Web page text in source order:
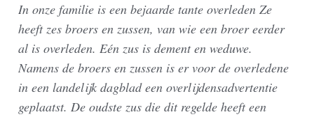
In onze familie is een bejaarde tante overleden Ze
heeft zes broers en zussen, van wie een broer eerder
al is overleden. Eén zus is dement en weduwe.
Namens de broers en zussen is er voor de overledene
in een landelijk dagblad een overlijdensadvertentie
geplaatst. De oudste zus die dit regelde heeft een